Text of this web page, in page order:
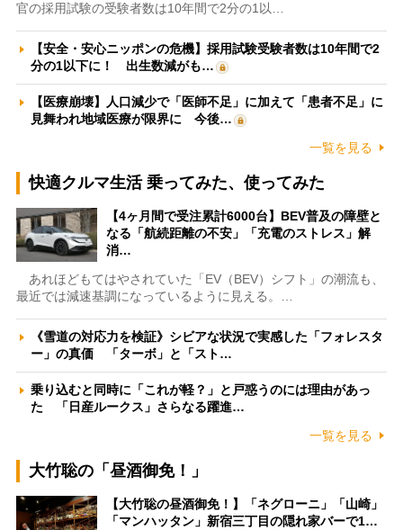
官の採用試験の受験者数は10年間で2分の1以…
【安全・安心ニッポンの危機】採用試験受験者数は10年間で2
分の1以下に！ 出生数減がも…
【医療崩壊】人口減少で「医師不足」に加えて「患者不足」に
見舞われ地域医療が限界に 今後…
一覧を見る
快適クルマ生活 乗ってみた、使ってみた
【4ヶ月間で受注累計6000台】BEV普及の障壁と
なる「航続距離の不安」「充電のストレス」解
消…
あれほどもてはやされていた「EV（BEV）シフト」の潮流も、
最近では減速基調になっているように見える。…
《雪道の対応力を検証》シビアな状況で実感した「フォレスタ
ー」の真価 「ターボ」と「スト…
乗り込むと同時に「これが軽？」と戸惑うのには理由があっ
た 「日産ルークス」さらなる躍進…
一覧を見る
大竹聡の「昼酒御免！」
【大竹聡の昼酒御免！】「ネグローニ」「山崎」
「マンハッタン」新宿三丁目の隠れ家バーで1…